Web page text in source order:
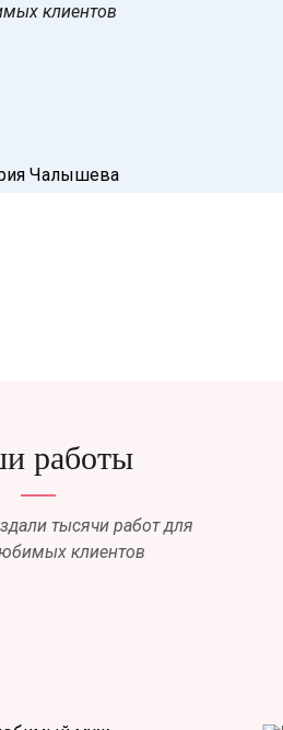
клиентов
работы
тысячи работ для
клиентов